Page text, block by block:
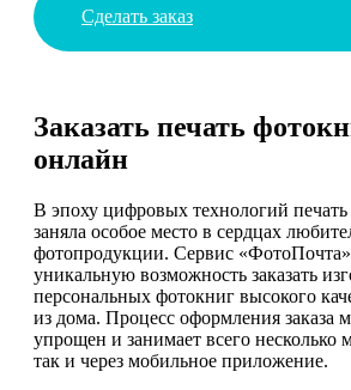
Сделать заказ
Заказать печать
онлайн
В эпоху цифровых технологий
заняла особое место в сердцах
фотопродукции. Сервис «ФотоПочта»
уникальную возможность заказать
персональных фотокниг высокого
из дома. Процесс оформления заказа
упрощен и занимает всего несколько
так и через мобильное приложение.